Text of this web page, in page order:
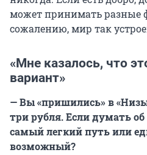
может принимать разные
сожалению, мир так
«Мне казалось, что
вариант»
— Вы «пришились» в
три рубля. Если думать
самый легкий путь или
возможный?